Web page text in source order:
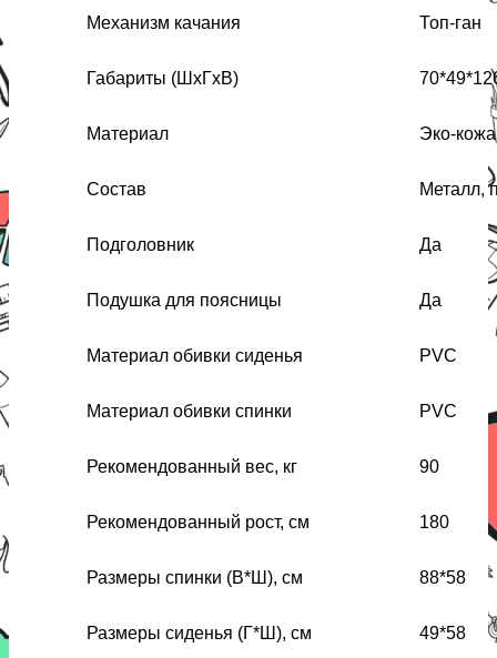
Механизм качания Топ-ган
Габариты (ШхГхВ)
Материал Эко-
Состав Металл,
Подголовник Да
Подушка для поясницы Да
Материал обивки сиденья PVC
Материал обивки спинки PVC
Рекомендованный вес, кг 90
Рекомендованный рост, см 180
Размеры спинки (В*Ш), см 88*58
Размеры сиденья (Г*Ш), см 49*58